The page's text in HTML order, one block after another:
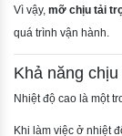
Vì vậy, mỡ chịu tải
quá trình vận hành.
Khả năng
Nhiệt độ cao là một
Khi làm việc ở nhiệt